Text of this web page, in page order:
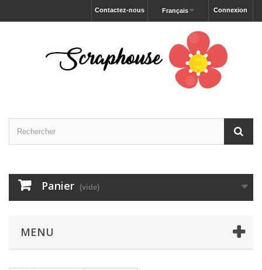
Connexion
Français
Contactez-nous
Panier (vide)
MENU